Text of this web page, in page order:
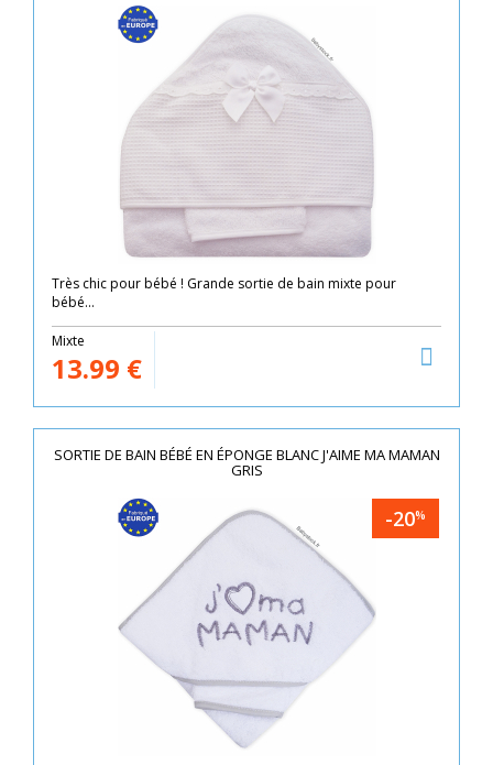
Très chic pour bébé ! Grande sortie de bain mixte pour
bébé...
Mixte
13.99 €
SORTIE DE BAIN BÉBÉ EN ÉPONGE BLANC J'AIME MA MAMAN
GRIS
-20%